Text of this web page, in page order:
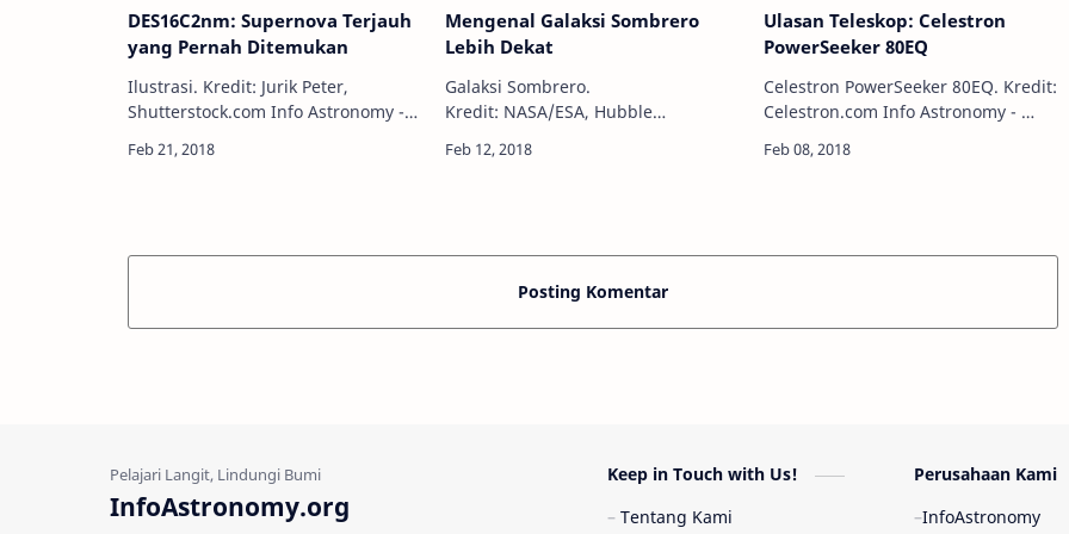
DES16C2nm: Supernova Terjauh
yang Pernah Ditemukan
Ilustrasi. Kredit: Jurik Peter,
Shutterstock.com Info Astronomy -
internasional berhasil mengamati
Mengenal Galaksi Sombrero
Lebih Dekat
Galaksi Sombrero.
Kredit: NASA/ESA, Hubble
mungkin sudah cukup akrab
Ulasan Teleskop: Celestron
PowerSeeker 80EQ
Celestron PowerSeeker 80EQ. Kredit:
Celestron.com Info Astronomy -
benar-benar Anda sukai dan selalu
Posting Komentar
InfoAstronomy.org
Keep in Touch with Us!
Tentang Kami
Perusahaan Kami
InfoAstronomy